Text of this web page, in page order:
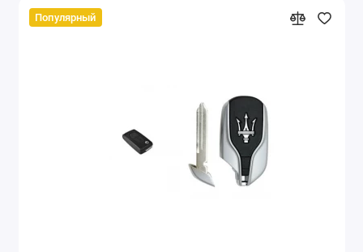
Популярный